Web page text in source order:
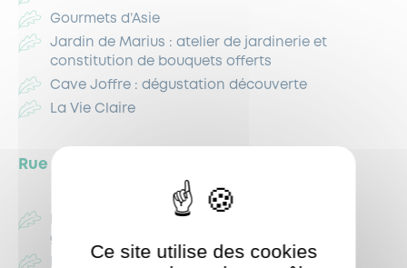
Gourmets d’Asie
Jardin de Marius : atelier de jardinerie et
constitution de bouquets offerts
Cave Joffre : dégustation découverte
La Vie Claire
Rue de Suresnes
Boulangerie du Château : viennoiseries et
gourmandises devant la Piscine
Brasserie Perle
Ce site utilise des cookies